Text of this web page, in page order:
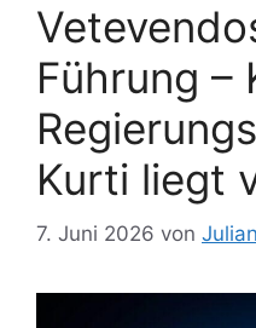
Führung –
Kurti liegt
7. Juni 2026 von Julian